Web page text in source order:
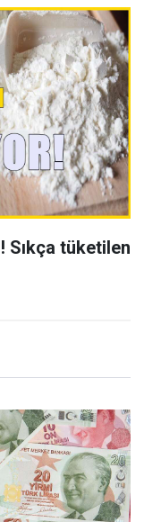
Sıkça tüketilen